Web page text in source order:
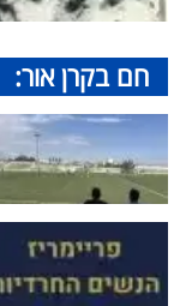
חם בקרן אור: